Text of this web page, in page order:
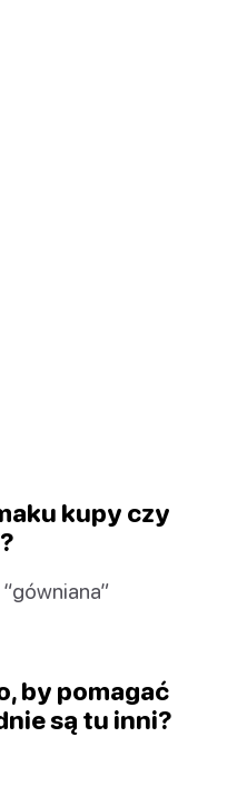
kupy czy
by pomagać
są tu inni?